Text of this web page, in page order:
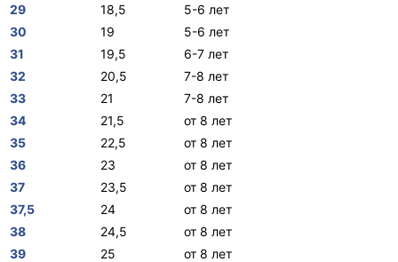
29
18,5
5-6 лет
30
19
5-6 лет
31
19,5
6-7 лет
32
20,5
7-8 лет
33
21
7-8 лет
34
21,5
от 8 лет
35
22,5
от 8 лет
36
23
от 8 лет
37
23,5
от 8 лет
37,5
24
от 8 лет
38
24,5
от 8 лет
39
25
от 8 лет